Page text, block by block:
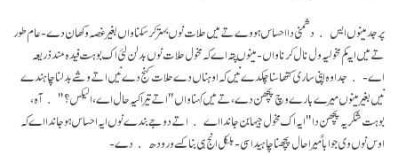
پر جد مینوں ایس دشمنی دا احساس ہووے تے میں حلات نوں بہتر کر سکنا واں بغیر غصہ وکھان دے- عام طور
تے میں ایہ کم مخولیہ ول نال کرنا واں- مینوں پتہ اے کہ مخول حلات نوں بدلن لئی اک بوہت فیدہ مند ذریعہ
اے- جد اوہ اپنی ساری کتھا سنا چکدے نیں کہ اوہناں دے حلات کنج دے نیں اتے وشے بدلنا چاہندے
نیں بغیر مینوں میرے بارے وچ پچھن دے، تے میں کہنا واں " اتے تیرا کیہ حال اے، الیکس؟" آہ،
بوہت شکریہ پچھن دا" ایہ اک مخول جیہا بن جاندا اے اتے دوجے بندے نوں ایہ احساس ہو جاندا اے کہ
اوس نوں وی جواباً میرا حال پچھنا چاہیدا سی- بلکل انج ہی بنا کسے ورودھ دے-